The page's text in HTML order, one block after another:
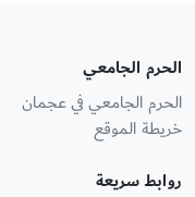
الحرم الجامعي
الحرم الجامعي في عجمان
خريطة الموقع
روابط سريعة